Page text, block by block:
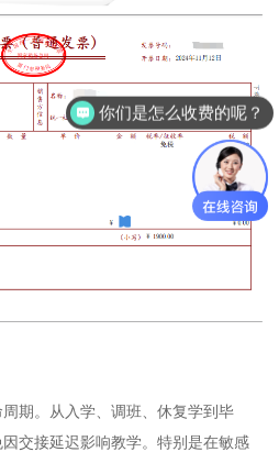
期。从入学、调班、休复学到毕
交接延迟影响教学。特别是在敏感
你们是怎么收费的呢？
现在有优惠活动么？